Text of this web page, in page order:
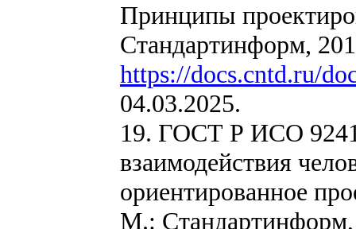
Принципы
Стандартинформ,
https://docs.cntd.ru/
04.03.2025.
19. ГОСТ Р ИСО
взаимодействия
ориентированное
М.: Стандартинформ,